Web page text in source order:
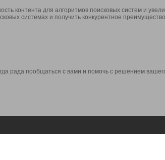
контента для алгоритмов поисковых систем и
системах и получить конкурентное
рада пообщаться с вами и помочь с решением